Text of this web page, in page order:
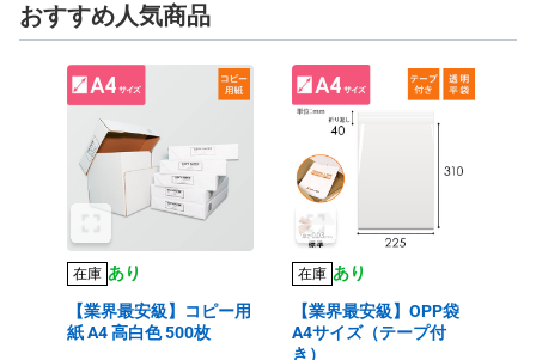
おすすめ人気商品
在庫 あり
【業界最安級】コピー用
紙 A4 高白色 500枚
在庫 あり
【業界最安級】OPP袋
A4サイズ（テープ付
き）